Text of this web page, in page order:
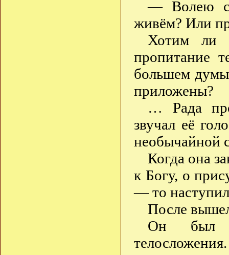
— Волею
живём? Или
Хотим ли
пропитание
большем
приложены?
… Рада
звучал её
необычайной
Когда она
к Богу, о
— то
После
Он был